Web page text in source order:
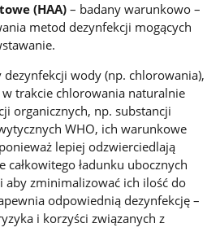
(HAA) – badany warunkowo –
metod dezynfekcji mogących
wody (np. chlorowania),
trakcie chlorowania naturalnie
organicznych, np. substancji
WHO, ich warunkowe
lepiej odzwierciedlają
ładunku ubocznych
zminimalizować ich ilość do
odpowiednią dezynfekcję –
i korzyści związanych z